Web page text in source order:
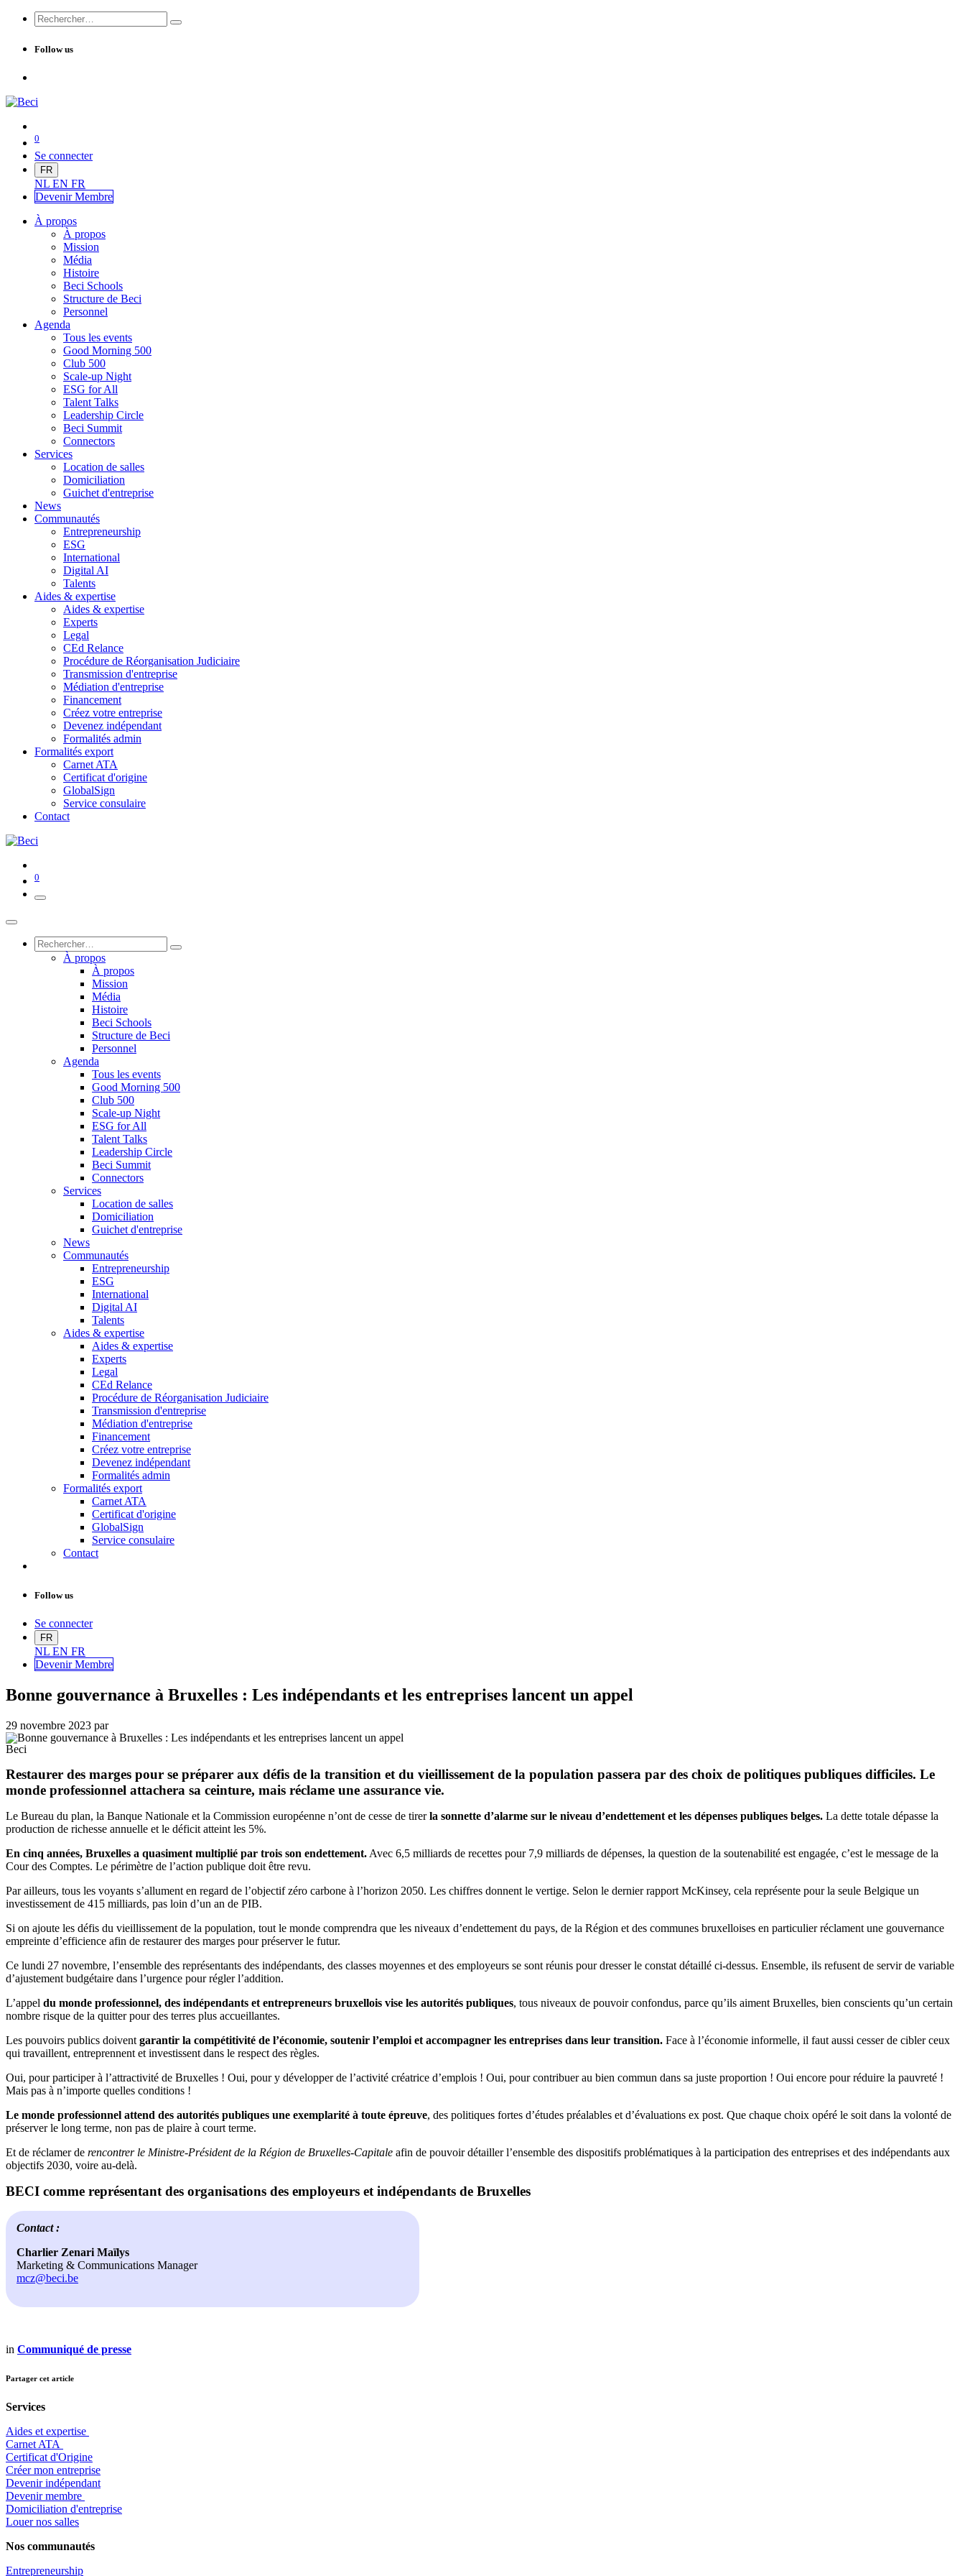
Follow us
0
Se connecter
FR
NL EN FR
Devenir Membre
À propos
À propos
Mission
Média
Histoire
Beci Schools
Structure de Beci
Personnel
Agenda
Tous les events
Good Morning 500
Club 500
Scale-up Night
ESG for All
Talent Talks
Leadership Circle
Beci Summit
Connectors
Services
Location de salles
Domiciliation
Guichet d'entreprise
News
Communautés
Entrepreneurship
ESG
International
Digital AI
Talents
Aides & expertise
Aides & expertise
Experts
Legal
CEd Relance
Procédure de Réorganisation Judiciaire
Transmission d'entreprise
Médiation d'entreprise
Financement
Créez votre entreprise
Devenez indépendant
Formalités admin
Formalités export
Carnet ATA
Certificat d'origine
GlobalSign
Service consulaire
Contact
0
À propos
À propos
Mission
Média
Histoire
Beci Schools
Structure de Beci
Personnel
Agenda
Tous les events
Good Morning 500
Club 500
Scale-up Night
ESG for All
Talent Talks
Leadership Circle
Beci Summit
Connectors
Services
Location de salles
Domiciliation
Guichet d'entreprise
News
Communautés
Entrepreneurship
ESG
International
Digital AI
Talents
Aides & expertise
Aides & expertise
Experts
Legal
CEd Relance
Procédure de Réorganisation Judiciaire
Transmission d'entreprise
Médiation d'entreprise
Financement
Créez votre entreprise
Devenez indépendant
Formalités admin
Formalités export
Carnet ATA
Certificat d'origine
GlobalSign
Service consulaire
Contact
Follow us
Se connecter
FR
NL EN FR
Devenir Membre
Bonne gouvernance à Bruxelles : Les indépendants et les entreprises lancent un appel
29 novembre 2023 par
Beci
Restaurer des marges pour se préparer aux défis de la transition et du vieillissement de la population passera par des choix de politiques publiques difficiles. Le
monde professionnel attachera sa ceinture, mais réclame une assurance vie.
Le Bureau du plan, la Banque Nationale et la Commission européenne n’ont de cesse de tirerla sonnette d’alarme sur le niveau d’endettement et les dépenses publiques belges. La dette totale dépasse la
production de richesse annuelle et le déficit atteint les 5%.
En cinq années, Bruxelles a quasiment multiplié par trois son endettement. Avec 6,5 milliards de recettes pour 7,9 milliards de dépenses, la question de la soutenabilité est engagée, c’est le message de la
Cour des Comptes. Le périmètre de l’action publique doit être revu.
Par ailleurs, tous les voyants s’allument en regard de l’objectif zéro carbone à l’horizon 2050. Les chiffres donnent le vertige. Selon le dernier rapport McKinsey, cela représente pour la seule Belgique un
investissement de 415 milliards, pas loin d’un an de PIB.
Si on ajoute les défis du vieillissement de la population, tout le monde comprendra que les niveaux d’endettement du pays, de la Région et des communes bruxelloises en particulier réclament une gouvernance
empreinte d’efficience afin de restaurer des marges pour préserver le futur.
Ce lundi 27 novembre, l’ensemble des représentants des indépendants, des classes moyennes et des employeurs se sont réunis pour dresser le constat détaillé ci-dessus. Ensemble, ils refusent de servir de variable
d’ajustement budgétaire dans l’urgence pour régler l’addition.
L’appel du monde professionnel, des indépendants et entrepreneurs bruxellois vise les autorités publiques, tous niveaux de pouvoir confondus, parce qu’ils aiment Bruxelles, bien conscients qu’un certain
nombre risque de la quitter pour des terres plus accueillantes.
Les pouvoirs publics doivent garantir la compétitivité de l’économie, soutenir l’emploi et accompagner les entreprises dans leur transition. Face à l’économie informelle, il faut aussi cesser de cibler ceux
qui travaillent, entreprennent et investissent dans le respect des règles.
Oui, pour participer à l’attractivité de Bruxelles ! Oui, pour y développer de l’activité créatrice d’emplois ! Oui, pour contribuer au bien commun dans sa juste proportion ! Oui encore pour réduire la pauvreté !
Mais pas à n’importe quelles conditions !
Le monde professionnel attend des autorités publiques une exemplarité à toute épreuve, des politiques fortes d’études préalables et d’évaluations ex post. Que chaque choix opéré le soit dans la volonté de
préserver le long terme, non pas de plaire à court terme.
Et de réclamer de rencontrer le Ministre-Président de la Région de Bruxelles-Capitale afin de pouvoir détailler l’ensemble des dispositifs problématiques à la participation des entreprises et des indépendants aux
objectifs 2030, voire au-delà.
BECI comme représentant des organisations des employeurs et indépendants de Bruxelles
Contact :
Charlier Zenari Maïlys
Marketing & Communications Manager
mcz@beci.be
in Communiqué de presse
Partager cet article
Services
Aides et expertise
​Carnet ATA
Certificat d'Origine
Créer mon entreprise
Devenir indépendant
Devenir membre
​Domiciliation d'entreprise
Louer nos salles
Nos communautés
Entrepreneurship